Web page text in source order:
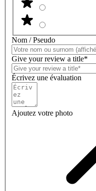
Nom / Pseudo
Give your review a title*
Écrivez une évaluation
Ajoutez votre photo